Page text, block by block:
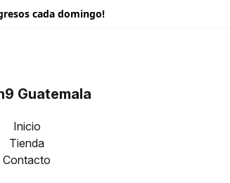
cada domingo!
Guatemala
Inicio
Tienda
Contacto